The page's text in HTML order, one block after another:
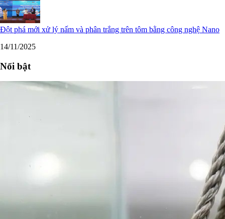
Đột phá mới xử lý nấm và phân trắng trên tôm bằng công nghệ Nano
14/11/2025
Nổi bật